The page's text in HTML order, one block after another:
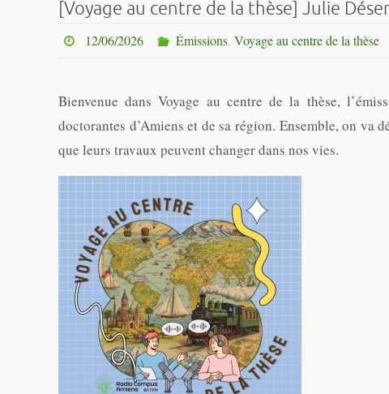
[Voyage au centre de la thèse] Julie
12/06/2026 Émissions, Voyage au centre de la thèse
Bienvenue dans Voyage au centre de la thèse,
doctorantes d’Amiens et de sa région. Ensemble, on va
que leurs travaux peuvent changer dans nos vies.